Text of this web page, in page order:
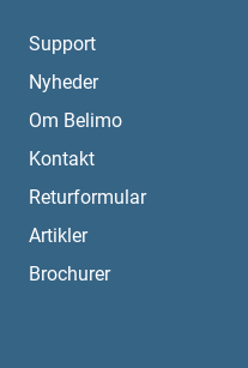
Support
Nyheder
Om Belimo
Kontakt
Returformular
Artikler
Brochurer